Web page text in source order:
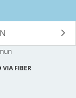
VIA FIBER